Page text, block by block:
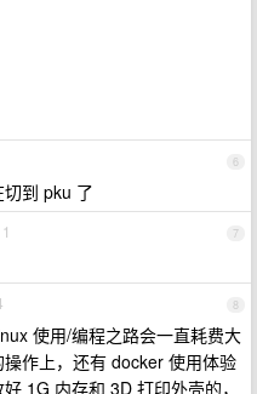
6
到 pku 了
7
1
8
使用/编程之路会一直耗费大
作上，还有 docker 使用体验
1G 内存和 3D 打印外壳的，